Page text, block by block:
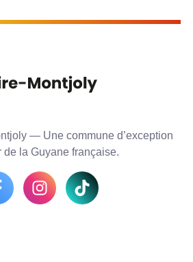
— Une commune d’exception
la Guyane française.